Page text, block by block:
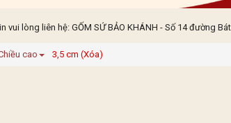
lòng liên hệ: GỐM SỨ BẢO KHÁNH - Số 14 đường
cao 3,5 cm (Xóa)